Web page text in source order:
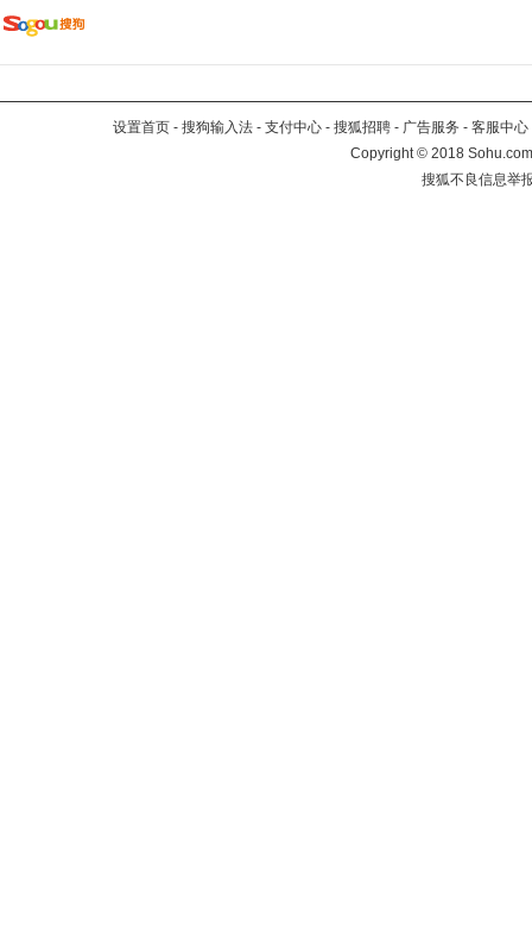
设置首页 - 搜狗输入法 - 支付中心 - 搜狐招聘 - 广告服务 - 客服中心
Copyright©2018
搜狐不良信息举